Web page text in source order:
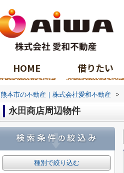
HOME 借りたい
熊本市の不動産｜株式会社愛和不動産 >
永田商店周辺物件
種別で絞り込む